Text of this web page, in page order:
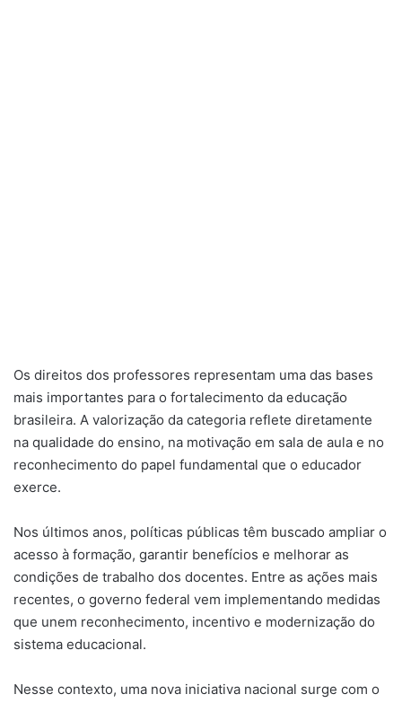
Os direitos dos professores representam uma das bases
mais importantes para o fortalecimento da educação
brasileira. A valorização da categoria reflete diretamente
na qualidade do ensino, na motivação em sala de aula e no
reconhecimento do papel fundamental que o educador
exerce.
Nos últimos anos, políticas públicas têm buscado ampliar o
acesso à formação, garantir benefícios e melhorar as
condições de trabalho dos docentes. Entre as ações mais
recentes, o governo federal vem implementando medidas
que unem reconhecimento, incentivo e modernização do
sistema educacional.
Nesse contexto, uma nova iniciativa nacional surge com o